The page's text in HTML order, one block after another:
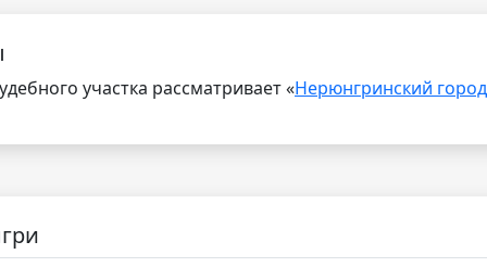
участка рассматривает «Нерюнгринский